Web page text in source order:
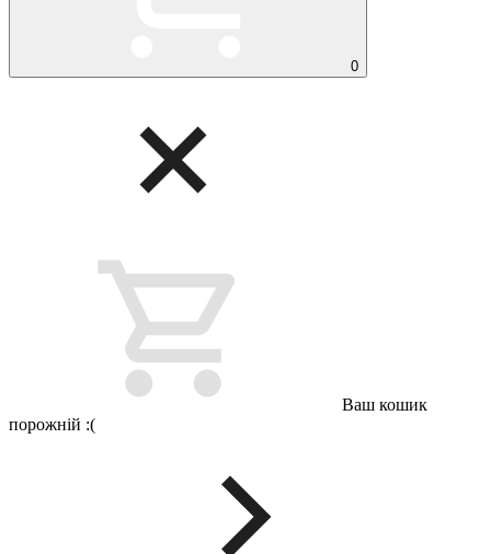
0
Ваш кошик
порожній :(